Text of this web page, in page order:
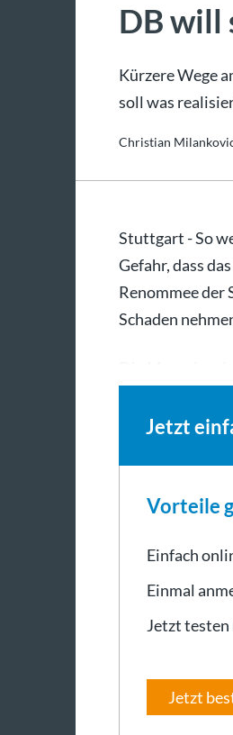
DB will
Kürzere Wege
soll was
Christian
Stuttgart - So
Gefahr, dass
Renommee
Schaden
Jetzt
Vorteile
Einfach
Einmal
Jetzt
Jetzt